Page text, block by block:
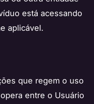
está acessando
aplicável.
que regem o uso
entre o Usuário